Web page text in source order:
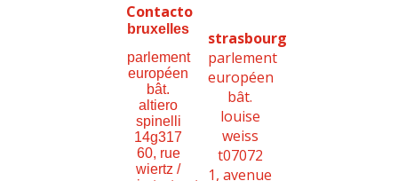
Contacto
bruxelles
parlement
européen
bât.
altiero
spinelli
14g317
60, rue
wiertz /
strasbourg
parlement
européen
bât.
louise
weiss
t07072
1, avenue